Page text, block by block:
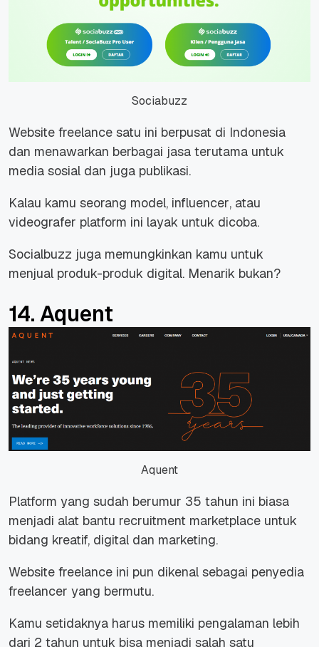
Sociabuzz
Website freelance satu ini berpusat di Indonesia
dan menawarkan berbagai jasa terutama untuk
media sosial dan juga publikasi.
Kalau kamu seorang model, influencer, atau
videografer platform ini layak untuk dicoba.
Socialbuzz juga memungkinkan kamu untuk
menjual produk-produk digital. Menarik bukan?
14. Aquent
Aquent
Platform yang sudah berumur 35 tahun ini biasa
menjadi alat bantu recruitment marketplace untuk
bidang kreatif, digital dan marketing.
Website freelance ini pun dikenal sebagai penyedia
freelancer yang bermutu.
Kamu setidaknya harus memiliki pengalaman lebih
dari 2 tahun untuk bisa menjadi salah satu